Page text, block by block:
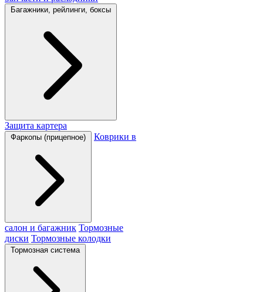
Багажники, рейлинги, боксы
Защита картера
Фаркопы (прицепное) Коврики в
салон и багажник Тормозные
диски Тормозные колодки
Тормозная система